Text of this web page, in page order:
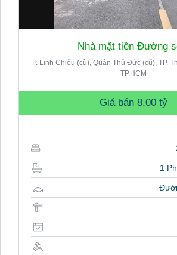
Nhà mặt tiền Đường
P. Linh Chiểu (cũ), Quận Thủ Đức (cũ), TP.
TP.HCM
Giá bán 8.00 tỷ
1